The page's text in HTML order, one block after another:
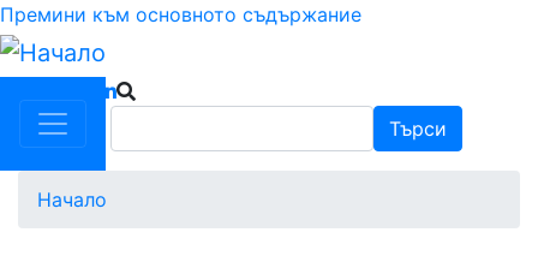
Премини към основното съдържание
Търси
Начало